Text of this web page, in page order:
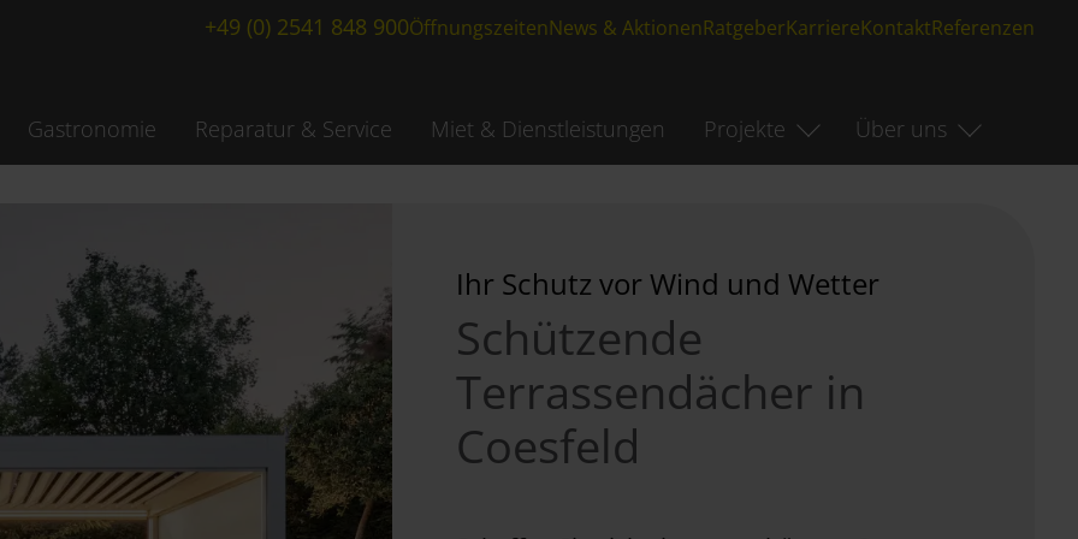
+49 (0) 2541 848 900ÖffnungszeitenNews & AktionenRatgeberKarriereKontaktReferenzen
Gastronomie Reparatur & Service Miet & Dienstleistungen Projekte Über uns
Ihr Schutz vor Wind und Wetter
Schützende
Terrassendächer in
Coesfeld